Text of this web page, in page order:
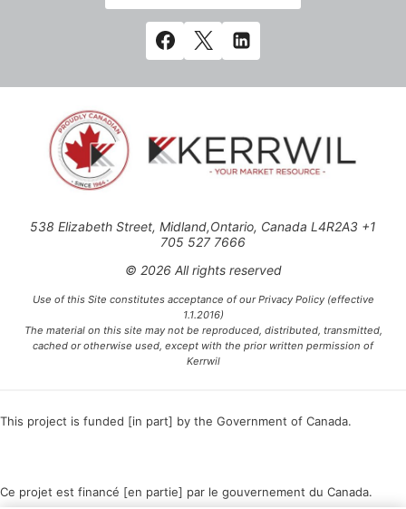
538 Elizabeth Street, Midland,Ontario, Canada L4R2A3 +1
705 527 7666
© 2026 All rights reserved
Use of this Site constitutes acceptance of our Privacy Policy (effective
1.1.2016)
The material on this site may not be reproduced, distributed, transmitted,
cached or otherwise used, except with the prior written permission of
Kerrwil
This project is funded [in part] by the Government of Canada.
Ce projet est financé [en partie] par le gouvernement du Canada.